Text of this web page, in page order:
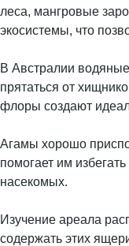
леса, мангровые
экосистемы, что
В Австралии
прятаться от
флоры создают
Агамы хорошо
помогает им
насекомых.
Изучение ареала
содержать этих